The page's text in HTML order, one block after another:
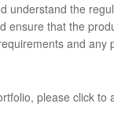
understand the
ensure that the
and any
please click to